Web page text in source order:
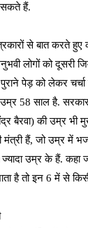
सकते हैं.
से बात करते
लोगों को दूसरी
पेड़ को लेकर चर्चा
58 साल है. सरकार
बैरवा) की उम्र भी
मंत्री हैं, जो उम्र में
उम्र के हैं. कहा
है तो इन 6 में से